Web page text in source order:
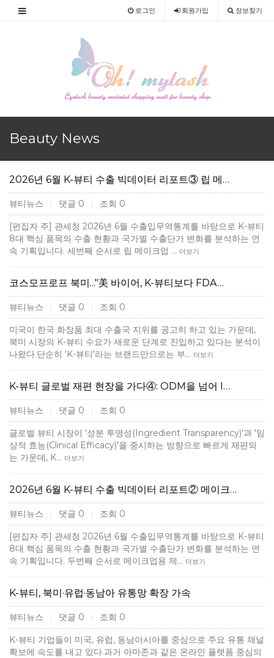
로그인 회원가입 정보찾기
Beauty News
2026년 6월 K-뷰티 수출 빅데이터 리포트③ 립 메…
뷰티뉴스 | 댓글 0 | 조회 0
[편집자 주] 관세청 2026년 6월 수출입무역통계를 바탕으로 K-뷰티
8대 핵심 품목의 수출 현황과 국가별 수출단가 변화를 분석하는 연
속 기획입니다. 세번째 순서로 립 메이크업 … 더보기
코스모프로프 북미..."美 바이어, K-뷰티보다 FDA…
뷰티뉴스 | 댓글 0 | 조회 0
미국이 한국 화장품 최대 수출국 지위를 공고히 하고 있는 가운데,
북미 시장의 K-뷰티 수요가 새로운 단계로 진입하고 있다는 분석이
나왔다.단순히 'K-뷰티'라는 브랜드만으로는 부… 더보기
K-뷰티 글로벌 재편 현장을 가다④: ODM을 넘어 I…
뷰티뉴스 | 댓글 0 | 조회 0
글로벌 뷰티 시장이 '성분 투명성(Ingredient Transparency)'과 '임
상적 효능(Clinical Efficacy)'을 중시하는 방향으로 빠르게 재편되
는 가운데, K… 더보기
2026년 6월 K-뷰티 수출 빅데이터 리포트② 메이크…
뷰티뉴스 | 댓글 0 | 조회 0
[편집자 주] 관세청 2026년 6월 수출입무역통계를 바탕으로 K-뷰티
8대 핵심 품목의 수출 현황과 국가별 수출단가 변화를 분석하는 연
속 기획입니다. 두번째 순서로 메이크업용 제… 더보기
K-뷰티, 북미·유럽·동남아 유통망 확장 가속
뷰티뉴스 | 댓글 0 | 조회 0
K-뷰티 기업들이 미국, 유럽, 동남아시아를 중심으로 주요 유통 채널
확보에 속도를 내고 있다.과거 아마존과 같은 온라인 플랫폼 중심의